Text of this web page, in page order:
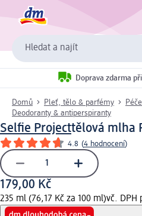
Hledat a najít
Doprava zdarma
Domů Pleť, tělo & parfémy
Deodoranty & antiperspiranty
Selfie Projecttělová mlha
4.8 (4 hodnocení)
179,00 Kč
235 ml (76,17 Kč za 100 ml)vč. DPH